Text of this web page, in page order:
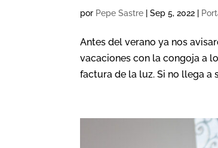
por Pepe Sastre |Sep 5, 2022 |
Antes del verano ya nos
vacaciones con la congoja a
factura de la luz. Si no llega a